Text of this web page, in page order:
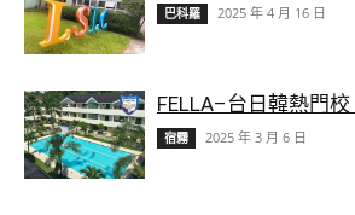
巴科羅 2025 年 4 月 16 日
FELLA–台日韓熱門
宿霧 2025 年 3 月 6 日